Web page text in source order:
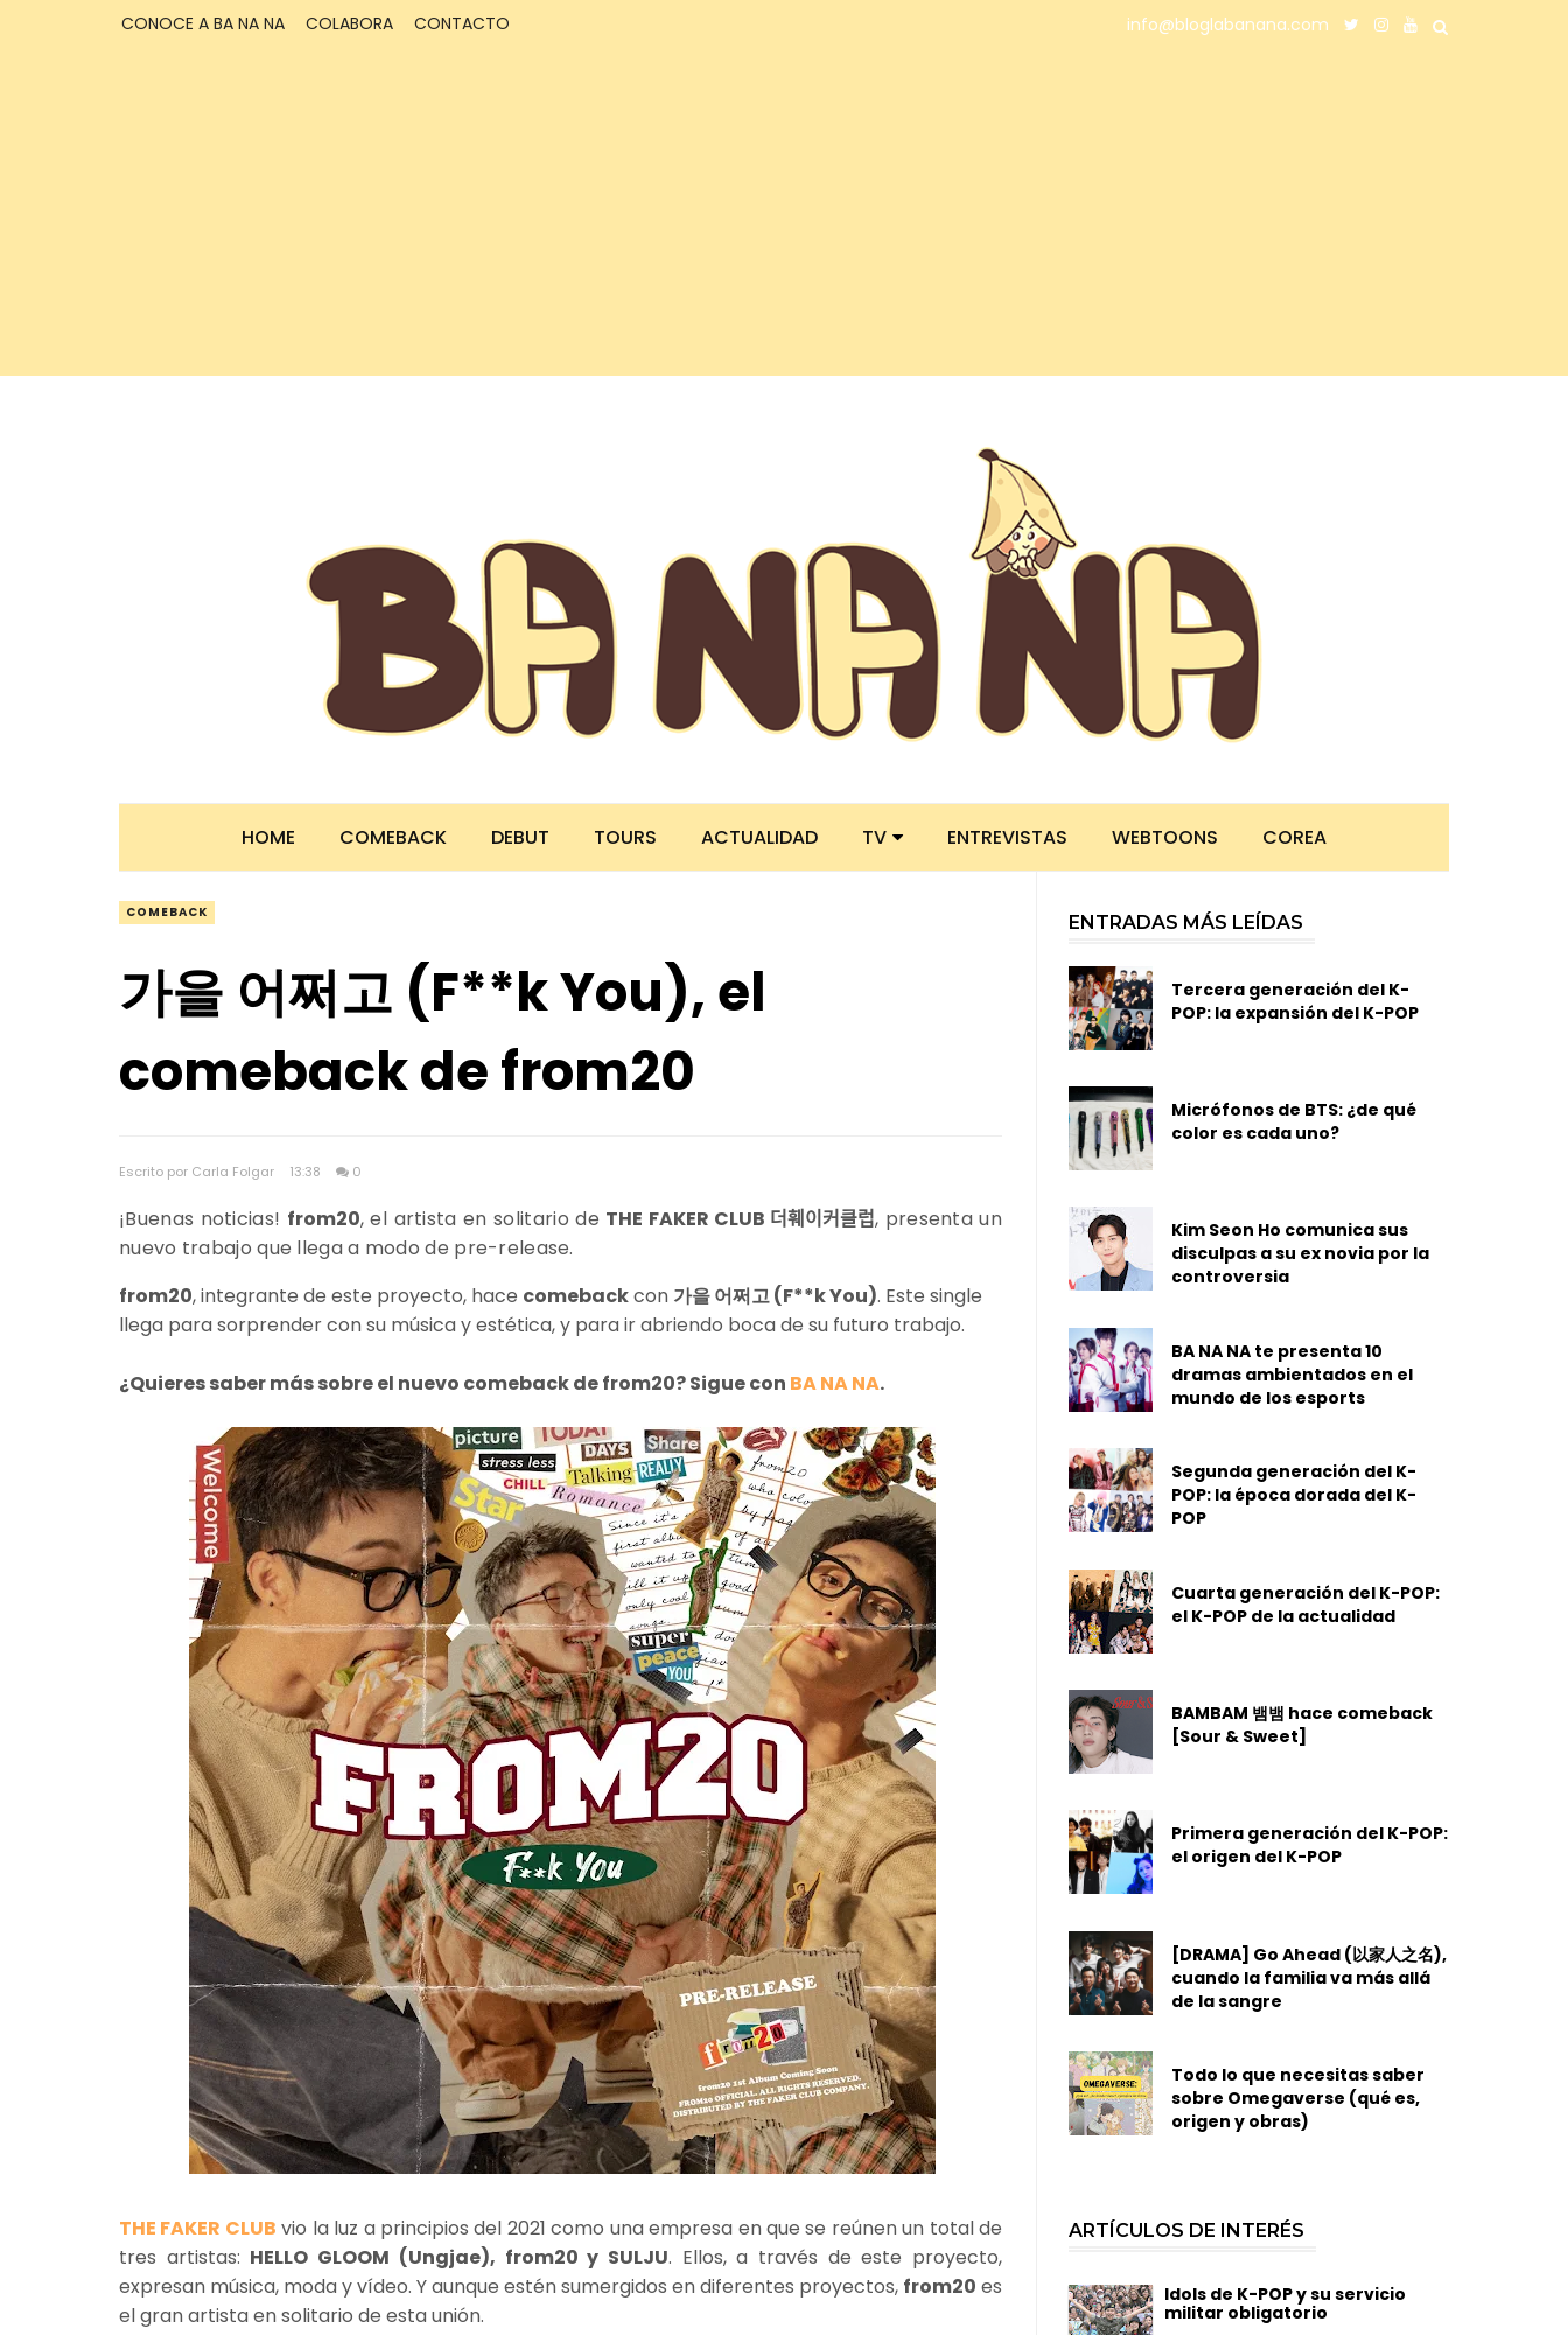
CONOCE A BA NA NA COLABORA CONTACTO info@bloglabanana.com
HOME COMEBACK DEBUT TOURS ACTUALIDAD TV ENTREVISTAS WEBTOONS COREA
COMEBACK
가을 어쩌고 (F**k You), el
comeback de from20
Escrito por Carla Folgar 13:38 0
¡Buenas noticias! from20, el artista en solitario de THE FAKER CLUB 더훼이커클럽, presenta un
nuevo trabajo que llega a modo de pre-release.
from20, integrante de este proyecto, hace comebackcon 가을 어쩌고 (F**k You). Este single
llega para sorprender con su música y estética, y para ir abriendo boca de su futuro trabajo.
¿Quieres saber más sobre el nuevo comeback de from20? Sigue con BA NA NA.
THE FAKER CLUB vio la luz a principios del 2021 como una empresa en que se reúnen un total de
tres artistas: HELLO GLOOM (Ungjae), from20 y SULJU. Ellos, a través de este proyecto,
expresan música, moda y vídeo. Y aunque estén sumergidos en diferentes proyectos, from20 es
el gran artista en solitario de esta unión.
ENTRADAS MÁS LEÍDAS
Tercera generación del K-
POP: la expansión del K-POP
Micrófonos de BTS: ¿de qué
color es cada uno?
Kim Seon Ho comunica sus
disculpas a su ex novia por la
controversia
BA NA NA te presenta 10
dramas ambientados en el
mundo de los esports
Segunda generación del K-
POP: la época dorada del K-
POP
Cuarta generación del K-POP:
el K-POP de la actualidad
BAMBAM 뱀뱀 hace comeback
[Sour & Sweet]
Primera generación del K-POP:
el origen del K-POP
[DRAMA] Go Ahead (以家人之名),
cuando la familia va más allá
de la sangre
Todo lo que necesitas saber
sobre Omegaverse (qué es,
origen y obras)
ARTÍCULOS DE INTERÉS
Idols de K-POP y su servicio
militar obligatorio